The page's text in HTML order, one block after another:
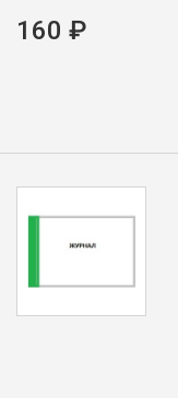
160 ₽